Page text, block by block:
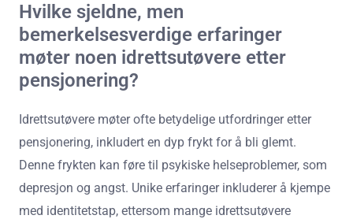
Hvilke sjeldne, men
bemerkelsesverdige erfaringer
møter noen idrettsutøvere etter
pensjonering?
Idrettsutøvere møter ofte betydelige utfordringer etter
pensjonering, inkludert en dyp frykt for å bli glemt.
Denne frykten kan føre til psykiske helseproblemer, som
depresjon og angst. Unike erfaringer inkluderer å kjempe
med identitetstap, ettersom mange idrettsutøvere